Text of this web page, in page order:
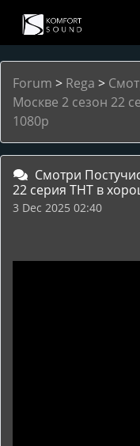
Forum > Rega >
Москве 2 сезон 22
1080p
Смотри
22 серия ТНТ в
3 Dec 2025 02:40